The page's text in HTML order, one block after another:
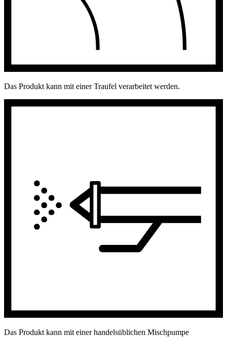
Das Produkt kann mit einer Traufel verarbeitet werden.
Das Produkt kann mit einer handelsüblichen Mischpumpe